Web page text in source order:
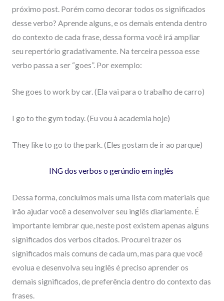
próximo post. Porém como decorar todos os significados
desse verbo? Aprende alguns, e os demais entenda dentro
do contexto de cada frase, dessa forma você irá ampliar
seu repertório gradativamente. Na terceira pessoa esse
verbo passa a ser “goes”. Por exemplo:
She goes to work by car. (Ela vai para o trabalho de carro)
I go to the gym today. (Eu vou à academia hoje)
They like to go to the park. (Eles gostam de ir ao parque)
ING dos verbos o gerúndio em inglês
Dessa forma, concluímos mais uma lista com materiais que
irão ajudar você a desenvolver seu inglês diariamente. É
importante lembrar que, neste post existem apenas alguns
significados dos verbos citados. Procurei trazer os
significados mais comuns de cada um, mas para que você
evolua e desenvolva seu inglês é preciso aprender os
demais significados, de preferência dentro do contexto das
frases.